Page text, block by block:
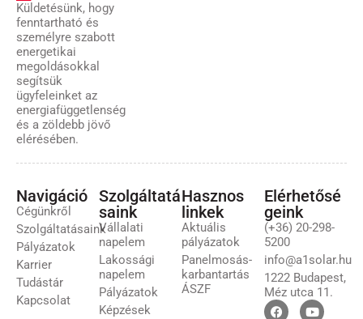
Küldetésünk, hogy
fenntartható és
személyre szabott
energetikai
megoldásokkal
segítsük
ügyfeleinket az
energiafüggetlenség
és a zöldebb jövő
elérésében.
Navigáció
Cégünkről
Szolgáltatásaink
Pályázatok
Karrier
Tudástár
Kapcsolat
Szolgáltatá
saink
Vállalati
napelem
Lakossági
napelem
Pályázatok
Képzések
Hasznos
linkek
Aktuális
pályázatok
Panelmosás-
karbantartás
ÁSZF
Elérhetősé
geink
(+36) 20-298-
5200
info@a1solar.hu
1222 Budapest,
Méz utca 11.